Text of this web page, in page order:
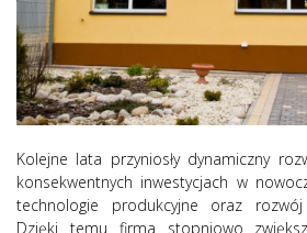
Kolejne lata przyniosły dynamiczny
konsekwentnych inwestycjach w
technologie produkcyjne oraz rozwój
Dzięki temu firma stopniowo